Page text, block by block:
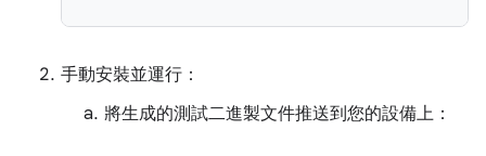
手動安裝並運行：
將生成的測試二進製文件推送到您的設備上：